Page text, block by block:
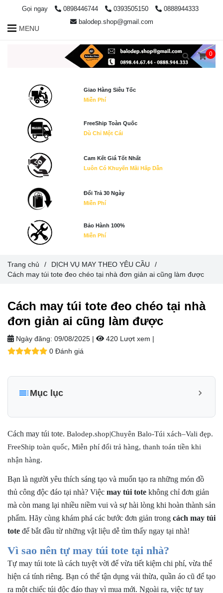
Cách may túi tote đeo chéo tại nhà
đơn giản ai cũng làm được
Ngày đăng: 09/08/2025 | 420 Lượt xem |
0 Đánh giá
Mục lục
Vì sao nên tự may túi tote tại nhà?
Các nguyên vật liệu, dụng cụ cần có để bắt đầu với cách
may túi tote
Nguyên liệu cần chuẩn bị để bắt đầu cách may túi tote
Dụng cụ cần có
Hướng dẫn cách may túi tote đeo chéo từng bước
Khi nào nên chọn dịch vụ may túi tote đeo chéo tại xưởng?
Cần số lượng lớn, đồng bộ mẫu mã
Muốn tiết kiệm thời gian và đảm bảo thành phẩm đẹp
Ưu điểm khi đặt may túi tote đeo chéo tại xưởng
Vì sao bạn nên chọn địa chỉ may túi xách vải uy tín, chất
Cách may túi tote. Balodep.shop|Chuyên Balo-Túi xách–Vali đẹp.
FreeShip toàn quốc, Miễn phí đổi trả hàng, thanh toán tiền khi
nhận hàng.
Bạn là người yêu thích sáng tạo và muốn tạo ra những món đồ
thủ công độc đáo tại nhà? Việc may túi tote không chỉ đơn giản
mà còn mang lại nhiều niềm vui và sự hài lòng khi hoàn thành sản
phẩm. Hãy cùng khám phá các bước đơn giản trong cách may túi
tote để bắt đầu từ những vật liệu dễ tìm thấy ngay tại nhà!
Vì sao nên tự may túi tote tại nhà?
Tự may túi tote là cách tuyệt vời để vừa tiết kiệm chi phí, vừa thể
hiện cá tính riêng. Bạn có thể tận dụng vải thừa, quần áo cũ để tạo
ra một chiếc túi độc đáo thay vì mua mới. Ngoài ra, việc tự tay
Trang chủ / DỊCH VỤ MAY THEO YÊU CẦU
/
Cách may túi tote đeo chéo tại nhà đơn giản ai cũng làm được
Gọi ngay 0898446744 0393505150
0888944333
balodep.shop@gmail.com
MENU
0
Giao Hàng Siêu Tốc
Miễn Phí
FreeShip Toàn Quốc
Dù Chỉ Một Cái
Cam Kết Giá Tốt Nhất
Luôn Có Khuyến Mãi Hấp Dẫn
Đổi Trả 30 Ngày
Miễn Phí
Bảo Hành 100%
Miễn Phí